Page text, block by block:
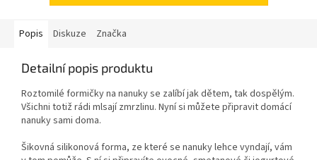
Popis Diskuze Značka
Detailní popis produktu
Roztomilé formičky na nanuky se zalíbí jak dětem, tak dospělým.
Všichni totiž rádi mlsají zmrzlinu. Nyní si můžete připravit domácí
nanuky sami doma.
Šikovná silikonová forma, ze které se nanuky lehce vyndají, vám